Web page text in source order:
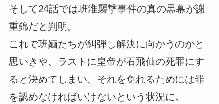
そして24話では班淮襲撃事件の真の黒幕が謝
重錦だと判明。
これで班婳たちが糾弾し解決に向かうのかと
思いきや、ラストに皇帝が石飛仙の死罪にす
ると決めてしまい、それを免れるためには罪
を認めなければいけないという状況に。